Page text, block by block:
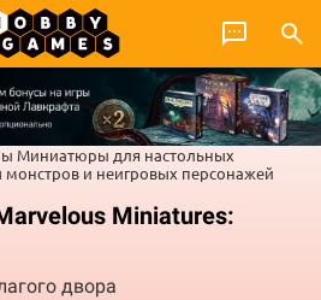
Миниатюры для настольных
и неигровых персонажей
Miniatures:
двора